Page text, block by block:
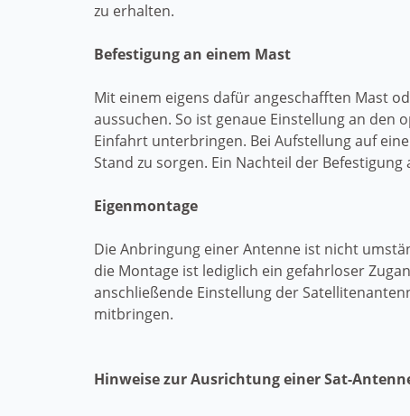
zu erhalten.
Befestigung an einem Mast
Mit einem eigens dafür angeschafften Mast
aussuchen. So ist genaue Einstellung an
Einfahrt unterbringen. Bei Aufstellung auf
Stand zu sorgen. Ein Nachteil der
Eigenmontage
Die Anbringung einer Antenne ist nicht
die Montage ist lediglich ein gefahrloser
anschließende Einstellung der
mitbringen.
Hinweise zur Ausrichtung einer Sat-